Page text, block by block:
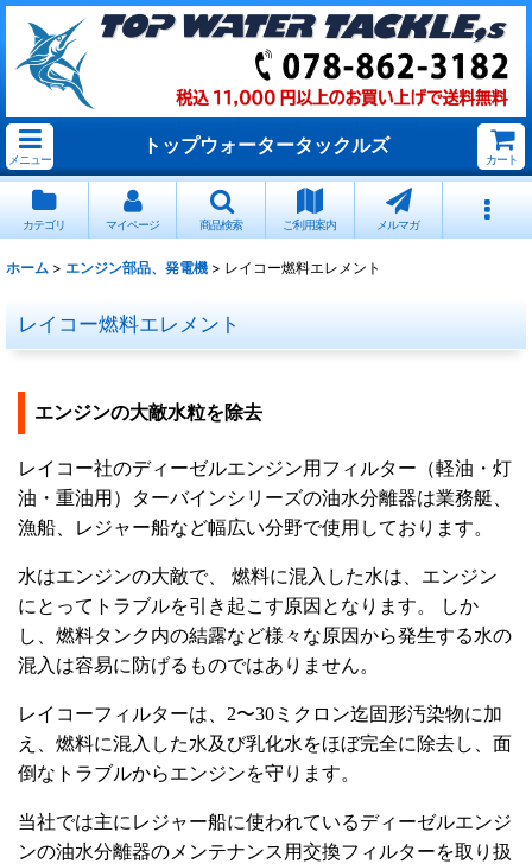
メニュー
トップウォータータックルズ
カート
カテゴリ マイページ 商品検索 ご利用案内 メルマガ
ホーム > エンジン部品、発電機 > レイコー燃料エレメント
レイコー燃料エレメント
エンジンの大敵水粒を除去
レイコー社のディーゼルエンジン用フィルター（軽油・灯
油・重油用）ターバインシリーズの油水分離器は業務艇、
漁船、レジャー船など幅広い分野で使用しております。
水はエンジンの大敵で、 燃料に混入した水は、エンジン
にとってトラブルを引き起こす原因となります。 しか
し、燃料タンク内の結露など様々な原因から発生する水の
混入は容易に防げるものではありません。
レイコーフィルターは、2〜30ミクロン迄固形汚染物に加
え、燃料に混入した水及び乳化水をほぼ完全に除去し、面
倒なトラブルからエンジンを守ります。
当社では主にレジャー船に使われているディーゼルエンジ
ンの油水分離器のメンテナンス用交換フィルターを取り扱